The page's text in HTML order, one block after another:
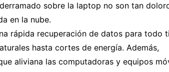
sobre la laptop no son tan
en la nube.
rápida recuperación de datos para todo
hasta cortes de energía. Además,
aliviana las computadoras y equipos